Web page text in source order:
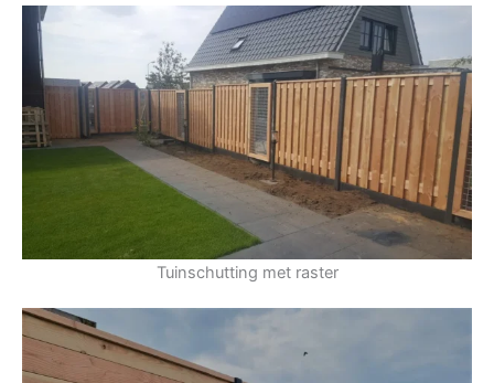
Tuinschutting met raster